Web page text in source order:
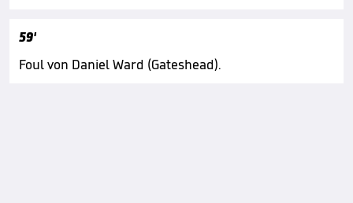
59'
Foul von Daniel Ward (Gateshead).